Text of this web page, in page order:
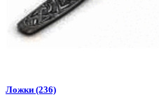
Ложки (236)